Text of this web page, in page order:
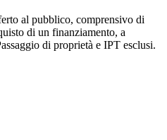
al pubblico, comprensivo di
di un finanziamento, a
di proprietà e IPT esclusi.